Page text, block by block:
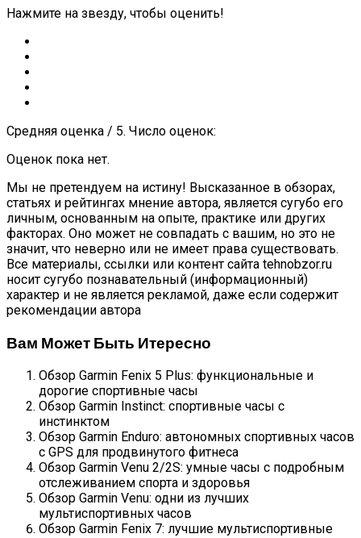
Нажмите на звезду, чтобы оценить!
Средняя оценка / 5. Число оценок:
Оценок пока нет.
Мы не претендуем на истину! Высказанное в обзорах,
статьях и рейтингах мнение автора, является сугубо его
личным, основанным на опыте, практике или других
факторах. Оно может не совпадать с вашим, но это не
значит, что неверно или не имеет права существовать.
Все материалы, ссылки или контент сайта tehnobzor.ru
носит сугубо познавательный (информационный)
характер и не является рекламой, даже если содержит
рекомендации автора
Вам Может Быть Итересно
Обзор Garmin Fenix 5 Plus: функциональные и
дорогие спортивные часы
Обзор Garmin Instinct: спортивные часы с
инстинктом
Обзор Garmin Enduro: автономных спортивных часов
с GPS для продвинутого фитнеса
Обзор Garmin Venu 2/2S: умные часы с подробным
отслеживанием спорта и здоровья
Обзор Garmin Venu: одни из лучших
мультиспортивных часов
Обзор Garmin Fenix 7: лучшие мультиспортивные